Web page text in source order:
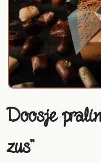
Doosje
zus"